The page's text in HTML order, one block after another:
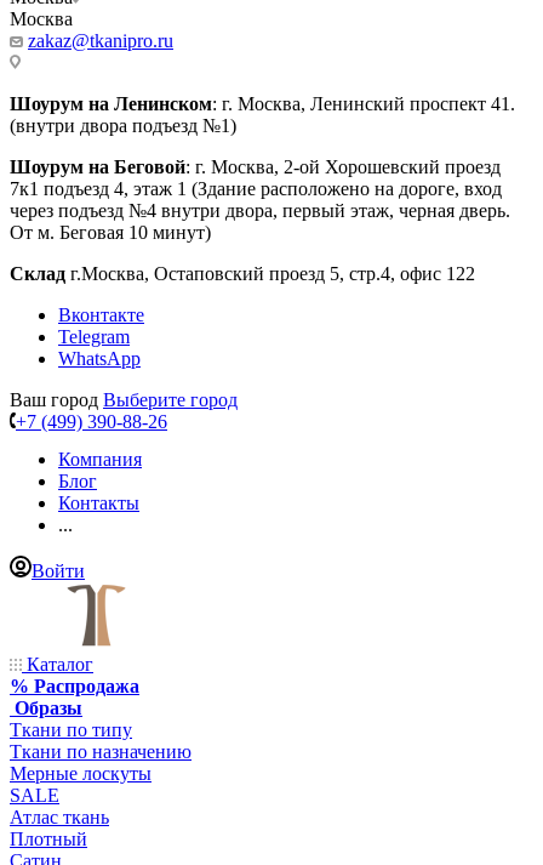
Москва
zakaz@tkanipro.ru
Шоурум на Ленинском: г. Москва, Ленинский проспект 41.
(внутри двора подъезд №1)
Шоурум на Беговой: г. Москва, 2-ой Хорошевский проезд
7к1 подъезд 4, этаж 1 (Здание расположено на дороге, вход
через подъезд №4 внутри двора, первый этаж, черная дверь.
От м. Беговая 10 минут)
Склад г.Москва, Остаповский проезд 5, стр.4, офис 122
Вконтакте
Telegram
WhatsApp
Ваш город Выберите город
+7 (499) 390-88-26
Компания
Блог
Контакты
...
Войти
Каталог
% Распродажа
Образы
Ткани по типу
Ткани по назначению
Мерные лоскуты
SALE
Атлас ткань
Плотный
Сатин